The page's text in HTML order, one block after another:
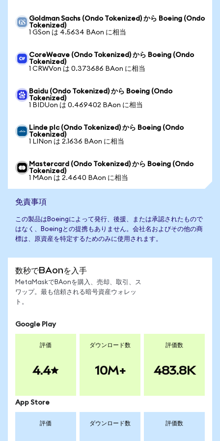
Goldman Sachs (Ondo Tokenized) から Boeing (Ondo
Tokenized)
1 GSon は 4.5634 BAon に相当
CoreWeave (Ondo Tokenized) から Boeing (Ondo
Tokenized)
1 CRWVon は 0.373686 BAon に相当
Baidu (Ondo Tokenized) から Boeing (Ondo
Tokenized)
1 BIDUon は 0.469402 BAon に相当
Linde plc (Ondo Tokenized) から Boeing (Ondo
Tokenized)
1 LINon は 2.1636 BAon に相当
Mastercard (Ondo Tokenized) から Boeing (Ondo
Tokenized)
1 MAon は 2.4640 BAon に相当
免責事項
この製品はBoeingによって発行、後援、または承認されたもので
はなく、Boeingとの提携もありません。会社名およびその他の商
標は、原資産を特定するためのみに使用されます。
数秒でBAonを入手
MetaMaskでBAonを購入、売却、取引、ス
ワップ。最も信頼される暗号資産ウォレッ
ト。
Google Play
評価
4.4
ダウンロード数
10M+
評価数
483.8K
App Store
評価 ダウンロード数 評価数